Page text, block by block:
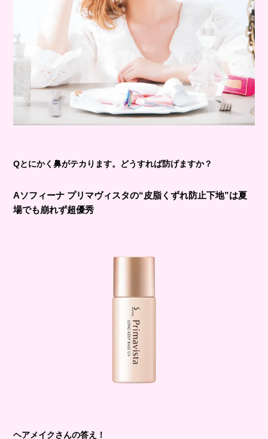
Qとにかく鼻がテカります。どうすれば防げますか？
Aソフィーナ プリマヴィスタの“皮脂くずれ防止下地”は夏
場でも崩れず超優秀
ヘアメイクさんの答え！